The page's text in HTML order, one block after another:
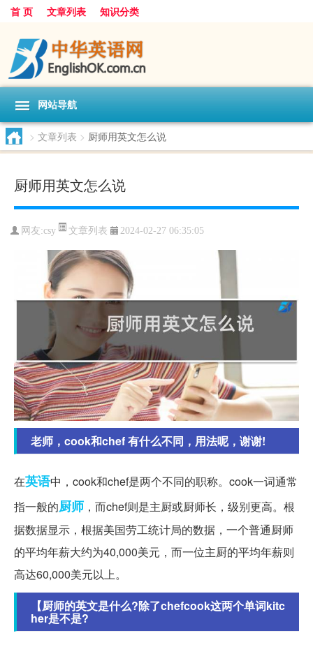
首 页 文章列表 知识分类
网站导航
> 文章列表 > 厨师用英文怎么说
厨师用英文怎么说
网友:csy 文章列表 2024-02-27 06:35:05
老师，cook和chef 有什么不同，用法呢，谢谢!
在英语中，cook和chef是两个不同的职称。cook一词通常
指一般的厨师 ，而chef则是主厨或厨师长，级别更高。根
据数据显示，根据美国劳工统计局的数据，一个普通厨师
的平均年薪大约为40,000美元，而一位主厨的平均年薪则
高达60,000美元以上。
【厨师的英文是什么?除了chefcook这两个单词kitc
her是不是?